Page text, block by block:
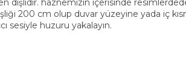
dişlidir. haznemizin içerisinde
200 cm olup duvar yüzeyine yada iç
sesiyle huzuru yakalayın.